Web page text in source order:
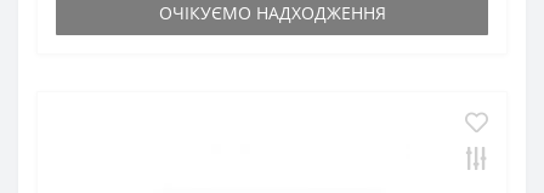
ОЧІКУЄМО НАДХОДЖЕННЯ